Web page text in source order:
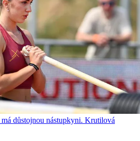
důstojnou nástupkyni. Krutilová